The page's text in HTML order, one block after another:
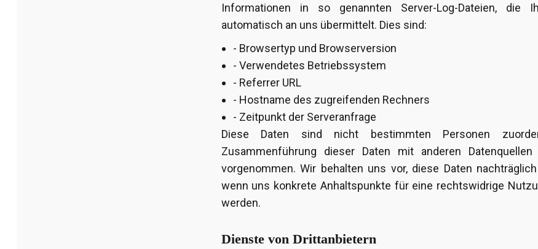
Informationen in so genannten Server-Log-Dateien, die
automatisch an uns übermittelt. Dies sind:
- Browsertyp und Browserversion
- Verwendetes Betriebssystem
- Referrer URL
- Hostname des zugreifenden Rechners
- Zeitpunkt der Serveranfrage
Diese Daten sind nicht bestimmten Personen
Zusammenführung dieser Daten mit anderen
vorgenommen. Wir behalten uns vor, diese Daten
wenn uns konkrete Anhaltspunkte für eine rechtswidrige
werden.
Dienste von Drittanbietern